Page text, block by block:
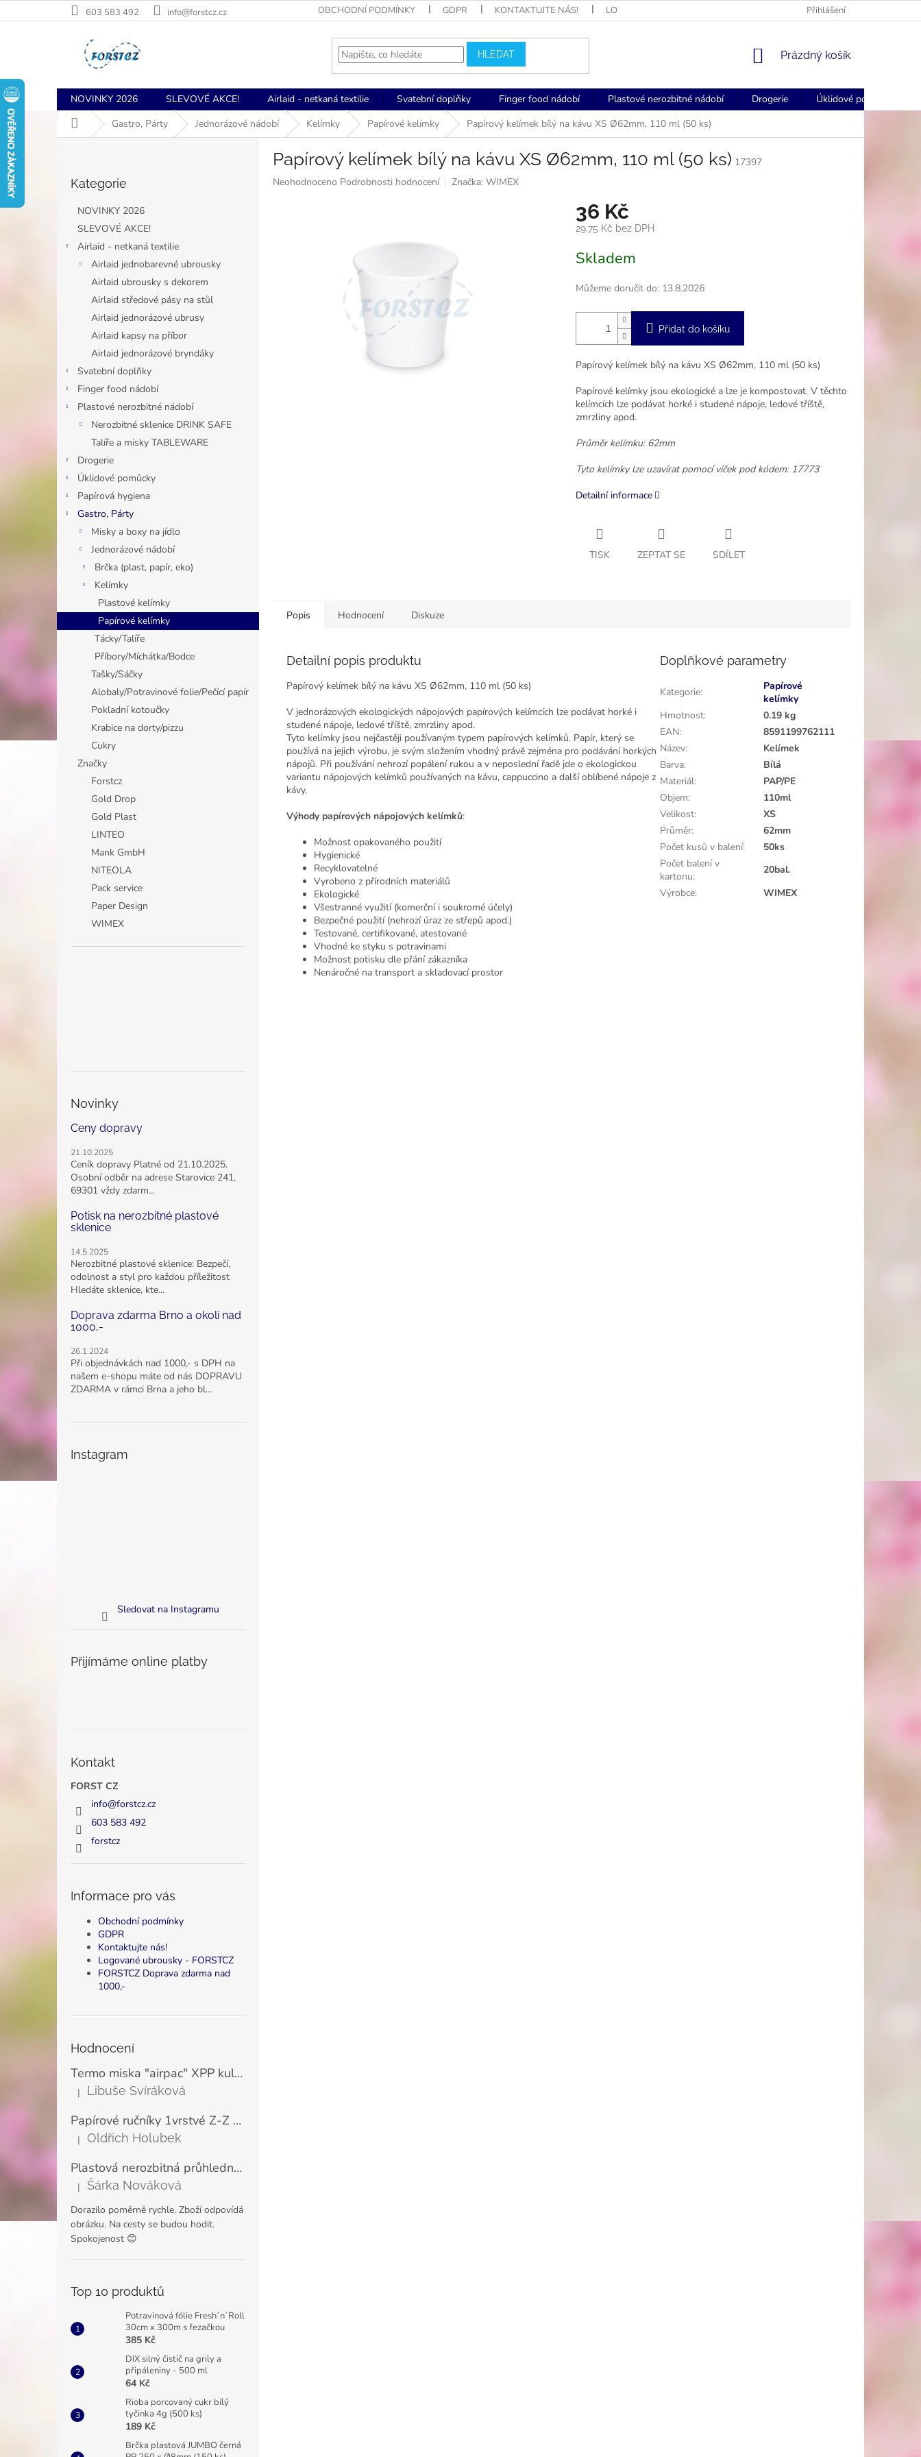
na
603 583 492 info@forstcz.cz OBCHODNÍ PODMÍNKY GDPR KONTAKTUJTE NÁS! LOGOVANÉ UBROUSKY - FORSTCZ FORSTCZ DOPRAVA ZDARMA
Přihlášení
HLEDAT
NÁKUPNÍ
Prázdný košík
NOVINKY 2026 SLEVOVÉ AKCE! Airlaid - netkaná textilie Svatební doplňky Finger food nádobí Plastové nerozbitné nádobí Drogerie
Úklidové pomůcky
Domů Gastro, Párty Jednorázové nádobí Kelímky Papírové kelímky Papírový kelímek bílý na kávu XS Ø62mm, 110 ml (50 ks)
kategorie
Kategorie
NOVINKY 2026
SLEVOVÉ AKCE!
Airlaid - netkaná textilie
Airlaid jednobarevné ubrousky
Airlaid ubrousky s dekorem
Airlaid středové pásy na stůl
Airlaid jednorázové ubrusy
Airlaid kapsy na příbor
Airlaid jednorázové bryndáky
Svatební doplňky
Finger food nádobí
Plastové nerozbitné nádobí
Nerozbitné sklenice DRINK SAFE
Talíře a misky TABLEWARE
Drogerie
Úklidové pomůcky
Papírová hygiena
Gastro, Párty
Misky a boxy na jídlo
Jednorázové nádobí
Brčka (plast, papír, eko)
Kelímky
Plastové kelímky
Papírové kelímky
Tácky/Talíře
Příbory/Míchátka/Bodce
Tašky/Sáčky
Alobaly/Potravinové folie/Pečící papír
Pokladní kotoučky
Krabice na dorty/pizzu
Cukry
Značky
Forstcz
Gold Drop
Gold Plast
LINTEO
Mank GmbH
NITEOLA
Pack service
Paper Design
WIMEX
Novinky
Ceny dopravy
21.10.2025
Ceník dopravy Platné od 21.10.2025.
Osobní odběr na adrese Starovice 241,
69301 vždy zdarm...
Potisk na nerozbitné plastové
sklenice
14.5.2025
Nerozbitné plastové sklenice: Bezpečí,
odolnost a styl pro každou příležitost
Hledáte sklenice, kte...
Doprava zdarma Brno a okolí nad
1000,-
26.1.2024
Při objednávkách nad 1000,- s DPH na
našem e-shopu máte od nás DOPRAVU
ZDARMA v rámci Brna a jeho bl...
Instagram
Sledovat na Instagramu
Přijímáme online platby
Kontakt
FORST CZ
info@forstcz.cz
603 583 492
forstcz
Informace pro vás
Obchodní podmínky
GDPR
Kontaktujte nás!
Logované ubrousky - FORSTCZ
FORSTCZ Doprava zdarma nad
1000,-
Hodnocení
Termo miska "airpac" XPP kulatá bílá 500 ml, Ø11,5 cm (25 ks)
Hodnocení produktu je 5 z 5 hvězdiček.
| Libuše Svíráková
Papírové ručníky 1vrstvé Z-Z zelené LINTEO ECONOMY 23x25 cm (200 ks)
Hodnocení produktu je 5 z 5 hvězdiček.
| Oldřich Holubek
Plastová nerozbitná průhledná sklenice na šampaňské a prosecco VERONA 180 ml
Hodnocení produktu je 5 z 5 hvězdiček.
| Šárka Nováková
Dorazilo poměrně rychle. Zboží odpovídá
obrázku. Na cesty se budou hodit.
Spokojenost 😊
Top 10 produktů
Potravinová fólie Fresh´n´Roll
30cm x 300m s řezačkou
385 Kč
DIX silný čistič na grily a
připáleniny - 500 ml
64 Kč
Rioba porcovaný cukr bílý
tyčinka 4g (500 ks)
189 Kč
Brčka plastová JUMBO černá
Papírový kelímek bílý na kávu XS Ø62mm, 110 ml (50 ks) 17397
Průměrné
Neohodnoceno Podrobnosti hodnocení Značka: WIMEX
36 Kč
29,75 Kč bez DPH
cena:
Skladem
Můžeme doručit do: 13.8.2026
Přidat do košíku
Papírový kelímek bílý na kávu XS Ø62mm, 110 ml (50 ks)
Papírové kelímky jsou ekologické a lze je kompostovat. V těchto
kelímcích lze podávat horké i studené nápoje, ledové tříště,
zmrzliny apod.
Průměr kelímku: 62mm
Tyto kelímky lze uzavírat pomocí víček pod kódem: 17773
Detailní informace
TISK ZEPTAT SE SDÍLET
Popis Hodnocení Diskuze
Detailní popis produktu
Papírový kelímek bílý na kávu XS Ø62mm, 110 ml (50 ks)
V jednorázových ekologických nápojových papírových kelímcích lze podávat horké i
studené nápoje, ledové tříště, zmrzliny apod.
Tyto kelímky jsou nejčastěji používaným typem papírových kelímků. Papír, který se
používá na jejich výrobu, je svým složením vhodný právě zejména pro podávání horkých
nápojů. Při používání nehrozí popálení rukou a v neposlední řadě jde o ekologickou
variantu nápojových kelímků používaných na kávu, cappuccino a další oblíbené nápoje z
kávy.
Výhody papírových nápojových kelímků:
Možnost opakovaného použití
Hygienické
Recyklovatelné
Vyrobeno z přírodních materiálů
Ekologické
Všestranné využití (komerční i soukromé účely)
Bezpečné použití (nehrozí úraz ze střepů apod.)
Testované, certifikované, atestované
Vhodné ke styku s potravinami
Možnost potisku dle přání zákazníka
Nenáročné na transport a skladovací prostor
Doplňkové parametry
Kategorie:
Papírové
kelímky
Hmotnost:
0.19 kg
EAN:
8591199762111
Název:
Kelímek
Barva:
Bílá
Materiál:
PAP/PE
Objem:
110ml
Velikost:
XS
Průměr:
62mm
Počet kusů v balení:
50ks
Počet balení v
kartonu:
20bal.
Výrobce: WIMEX